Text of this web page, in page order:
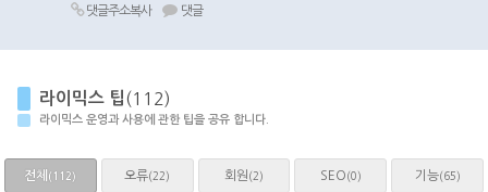
댓글주소복사 댓글
라이믹스 팁 (112)
라이믹스 운영과 사용에 관한 팁을 공유 합니다.
전체 (112) 오류(22) 회원 (2) SEO (0) 기능(65)